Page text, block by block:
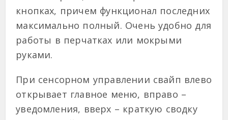
кнопках, причем функционал последних
максимально полный. Очень удобно для
работы в перчатках или мокрыми
руками.
При сенсорном управлении свайп влево
открывает главное меню, вправо –
уведомления, вверх – краткую сводку